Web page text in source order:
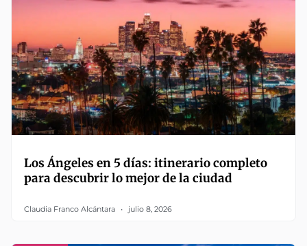
Los Ángeles en 5 días: itinerario completo
para descubrir lo mejor de la ciudad
Claudia Franco Alcántara julio 8, 2026